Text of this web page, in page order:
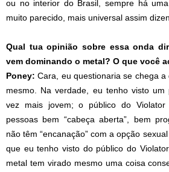
ou no interior do Brasil, sempre há
muito parecido, mais universal assim
Qual tua opinião sobre essa onda
vem dominando o metal? O que você
Poney: Cara, eu questionaria se chega
mesmo. Na verdade, eu tenho visto um
vez mais jovem; o público do
pessoas bem “cabeça aberta”, bem
não têm “encanação” com a opção
que eu tenho visto do público do
metal tem virado mesmo uma coisa